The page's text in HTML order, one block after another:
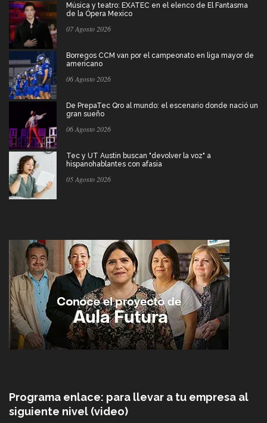
Música y teatro: EXATEC en el elenco de El Fantasma
de la Ópera Mexico
07 Agosto 2026
Borregos CCM van por el campeonato en liga mayor de
americano
06 Agosto 2026
De PrepaTec Qro al mundo: el escenario donde nació un
gran sueño
06 Agosto 2026
Tec y UT Austin buscan "devolver la voz" a
hispanohablantes con afasia
05 Agosto 2026
Programa enlace: para llevar a tu empresa al
siguiente nivel (video)